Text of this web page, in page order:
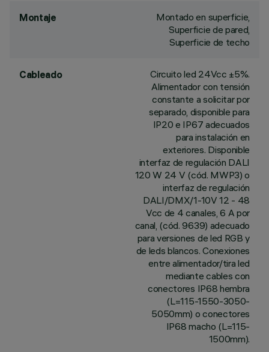
Montaje
Montado en superficie,
Superficie de pared,
Superficie de techo
Cableado
Circuito led 24Vcc ±5%.
Alimentador con tensión
constante a solicitar por
separado, disponible para
IP20 e IP67 adecuados
para instalación en
exteriores. Disponible
interfaz de regulación DALI
120 W 24 V (cód. MWP3) o
interfaz de regulación
DALI/DMX/1-10V 12 - 48
Vcc de 4 canales, 6 A por
canal, (cód. 9639) adecuado
para versiones de led RGB y
de leds blancos. Conexiones
entre alimentador/tira led
mediante cables con
conectores IP68 hembra
(L=115-1550-3050-
5050mm) o conectores
IP68 macho (L=115-
1500mm).